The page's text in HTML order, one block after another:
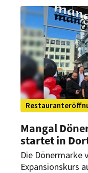
Döner-Varianten,
Sharing-Platten
Mangal
startet in
Die Dönermarke
Expansionskurs